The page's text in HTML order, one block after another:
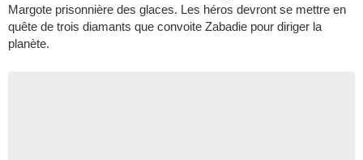
Margote prisonnière des glaces. Les héros devront se mettre en
quête de trois diamants que convoite Zabadie pour diriger la
planète.